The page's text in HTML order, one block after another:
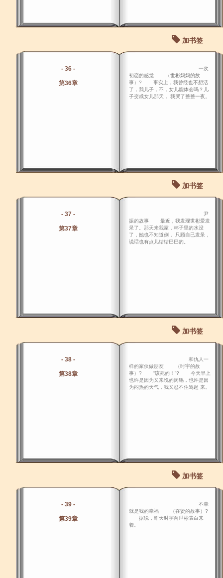
加书签
- 36 -
第36章
一次
初恋的感觉 （世彬妈妈的故
事）? 事实上，我曾经也不想活
了，我儿子，不，女儿能体会吗？儿
子变成女儿那天， 我哭了整整一夜。
加书签
- 37 -
第37章
尹
振的故事 最近，我发现世彬爱发
呆了。那天来我家，杯子里的水没
了，她也不知道倒， 只顾自已发呆，
说话也有点儿结结巴巴的。
加书签
- 38 -
第38章
和仇人一
样的家伙做朋友 （时宇的故
事）? “该死的！”? 今天早上
也许是因为又来晚的闵锡，也许是因
为闷热的天气，我又忍不住骂起 来。
加书签
- 39 -
第39章
不幸
就是我的幸福 （在贤的故事）?
据说，昨天时宇向世彬表白来
着。